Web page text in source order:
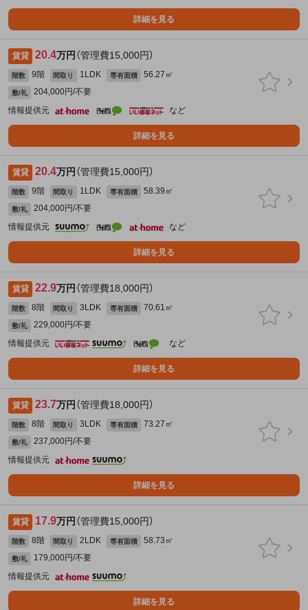
詳細を見る
賃貸 20.4万円 （管理費15,000円）
階数 9階 間取り 1LDK 専有面積 56.27㎡
敷/礼
204,000円/不要
情報提供元
など
詳細を見る
賃貸 20.4万円 （管理費15,000円）
階数 9階 間取り 1LDK 専有面積 58.39㎡
敷/礼
204,000円/不要
情報提供元
など
詳細を見る
賃貸 22.9万円 （管理費18,000円）
階数 8階 間取り 3LDK 専有面積 70.61㎡
敷/礼
229,000円/不要
情報提供元
など
詳細を見る
賃貸 23.7万円 （管理費18,000円）
階数 8階 間取り 3LDK 専有面積 73.27㎡
敷/礼
237,000円/不要
情報提供元
詳細を見る
賃貸 17.9万円 （管理費15,000円）
階数 8階 間取り 2LDK 専有面積 58.73㎡
敷/礼
179,000円/不要
情報提供元
詳細を見る